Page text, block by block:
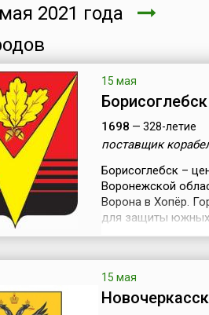
2021 года
15 мая
Борисоглебск
1698 — 328-летие
поставщик
Борисоглебск –
Воронежской
Ворона в Хопёр.
для защиты южных
Павловском, но в
святых князей
получил в
15 мая
Новочеркасск